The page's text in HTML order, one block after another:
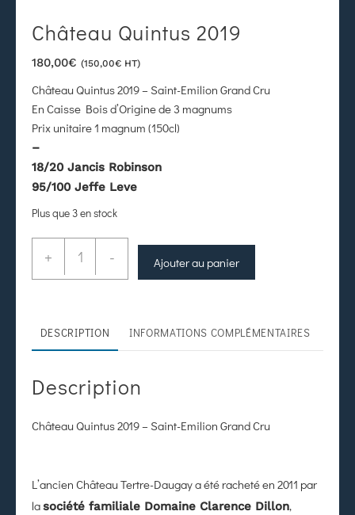
Château Quintus 2019
180,00€ (150,00€ HT)
Château Quintus 2019 – Saint-Emilion Grand Cru
En Caisse Bois d’Origine de 3 magnums
Prix unitaire 1 magnum (150cl)
–
18/20 Jancis Robinson
95/100 Jeffe Leve
Plus que 3 en stock
+ - Ajouter au panier
DESCRIPTION INFORMATIONS COMPLÉMENTAIRES
Description
Château Quintus 2019 – Saint-Emilion Grand Cru
L’ancien Château Tertre-Daugay a été racheté en 2011 par
lasociété familiale Domaine Clarence Dillon,